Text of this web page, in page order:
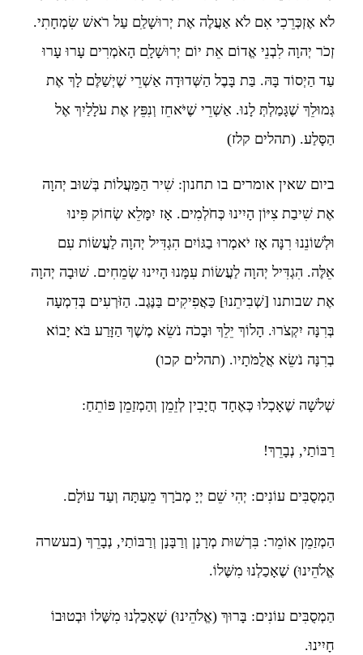
לֹא אֶזְכְּרֵכִי אִם לֹא אַעֲלֶה אֶת יְרוּשָׁלַ‍ִם עַל רֹאשׁ שִׂמְחָתִי.
זְכֹר יְהוָה לִבְנֵי אֱדוֹם אֵת יוֹם יְרוּשָׁלָ‍ִם הָאֹמְרִים עָרוּ עָרוּ
עַד הַיְסוֹד בָּהּ. בַּת בָּבֶל הַשְּׁדוּדָה אַשְׁרֵי שֶׁיְשַׁלֶּם לָךְ אֶת
גְּמוּלֵךְ שֶׁגָּמַלְתְּ לָנוּ. אַשְׁרֵי שֶׁיֹּאחֵז וְנִפֵּץ אֶת עֹלָלַיִךְ אֶל
הַסָּלַע. (תהלים קלז)
ביום שאין אומרים בו תחנון: שִׁיר הַמַּעֲלוֹת בְּשׁוּב יְהוָה
אֶת שִׁיבַת צִיּוֹן הָיִינוּ כְּחֹלְמִים. אָז יִמָּלֵא שְׂחוֹק פִּינוּ
וּלְשׁוֹנֵנוּ רִנָּה אָז יֹאמְרוּ בַגּוֹיִם הִגְדִּיל יְהוָה לַעֲשׂוֹת עִם
אֵלֶּה. הִגְדִּיל יְהוָה לַעֲשׂוֹת עִמָּנוּ הָיִינוּ שְׂמֵחִים. שׁוּבָה יְהוָה
אֶת שבותנו [שְׁבִיתֵנוּ] כַּאֲפִיקִים בַּנֶּגֶב. הַזֹּרְעִים בְּדִמְעָה
בְּרִנָּה יִקְצֹרוּ. הָלוֹךְ יֵלֵךְ וּבָכֹה נֹשֵׂא מֶשֶׁךְ הַזָּרַע בֹּא יָבוֹא
בְרִנָּה נֹשֵׂא אֲלֻמֹּתָיו. (תהלים קכו)
שְׁלשָׁה שֶׁאָכְלוּ כְּאֶחָד חֲיָבִין לְזֵמֵן וְהַמְזַמֵן פּוֹתֵחַ:
רַבּוֹתַי, נְבָרֵךְ!
הַמְסֻבִּים עוֹנִים: יְהִי שֵׁם יְיָ מְבֹרָךְ מֵעַתָּה וְעַד עוֹלָם.
הַמְזַמֵן אוֹמֵר: בִּרְשׁוּת מְרָנָן וְרַבָּנָן וְרַבּוֹתַי, נְבָרֵךְ (בעשרה
אֱלֹהֵינוּ) שֶׁאָכַלְנוּ מִשֶּׁלוֹ.
הַמְסֻבִּים עוֹנִים: בָּרוּךְ (אֱלֹהֵינוּ) שֶׁאָכַלְנוּ מִשֶּׁלוֹ וּבְטוּבוֹ
חָיִינוּ.